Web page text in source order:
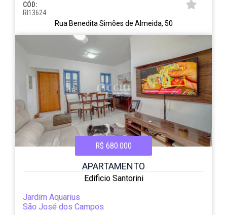
CÓD:
RI13624
Rua Benedita Simões de Almeida, 50
R$ 680.000
APARTAMENTO
Edificio Santorini
Jardim Aquarius
São José dos Campos